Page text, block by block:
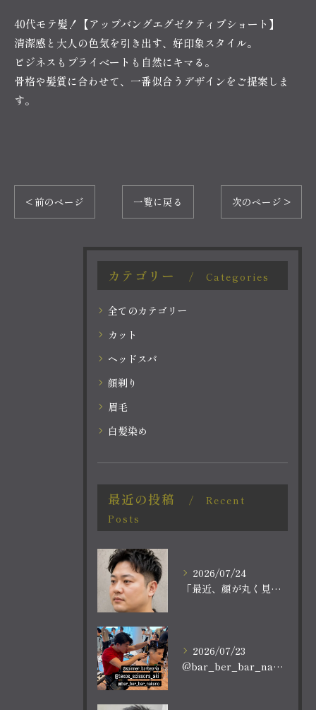
40代モテ髪！【アップバングエグゼクティブショート】
清潔感と大人の色気を引き出す、好印象スタイル。
ビジネスもプライベートも自然にキマる。
骨格や髪質に合わせて、一番似合うデザインをご提案しま
す。
< 前のページ 一覧に戻る 次のページ >
カテゴリー Categories
全てのカテゴリー
カット
ヘッドスパ
顔剃り
眉毛
白髪染め
最近の投稿
Recent
Posts
2026/07/24
「最近、顔が丸く見える。
2026/07/23
@bar_ber_bar_nakano